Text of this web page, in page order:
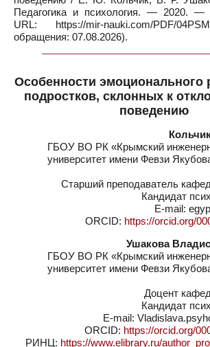
Педагогика и психология. —
URL: https://mir-nauki.com/PDF/
обращения: 07.08.2026).
Особенности эмоционального
подростков, склонных к
поведению
ГБОУ ВО РК «Крымский
университет имени Февзи
Старший преподаватель
Кандидат
E-mail:
ORCID: https://orcid.org/
Ушакова
ГБОУ ВО РК «Крымский
университет имени Февзи
Доцент
Кандидат
E-mail:
ORCID: https://orcid.org/
РИНЦ: https://www.elibrary.ru/